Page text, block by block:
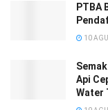
PTBA
10
Api
Water